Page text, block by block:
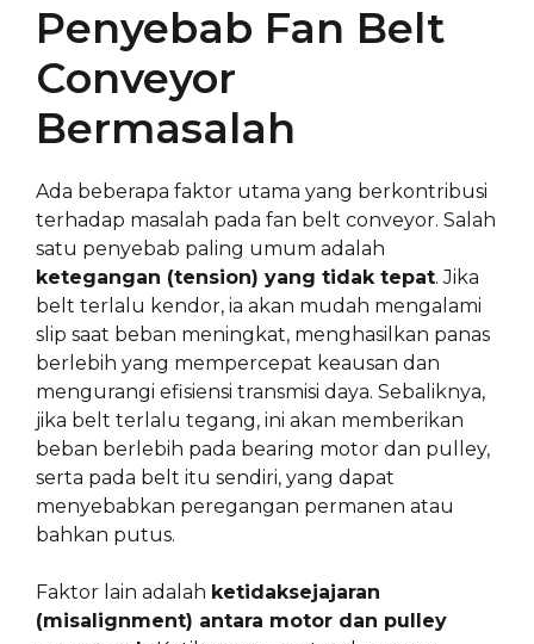
Penyebab Fan Belt
Conveyor
Bermasalah
Ada beberapa faktor utama yang berkontribusi
terhadap masalah pada fan belt conveyor. Salah
satu penyebab paling umum adalah
ketegangan (tension) yang tidak tepat. Jika
belt terlalu kendor, ia akan mudah mengalami
slip saat beban meningkat, menghasilkan panas
berlebih yang mempercepat keausan dan
mengurangi efisiensi transmisi daya. Sebaliknya,
jika belt terlalu tegang, ini akan memberikan
beban berlebih pada bearing motor dan pulley,
serta pada belt itu sendiri, yang dapat
menyebabkan peregangan permanen atau
bahkan putus.
Faktor lain adalah ketidaksejajaran
(misalignment) antara motor dan pulley